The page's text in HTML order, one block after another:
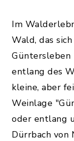
Im
Wald, das
Güntersleben
entlang des
kleine, aber
Weinlage
oder entlang
Dürrbach von